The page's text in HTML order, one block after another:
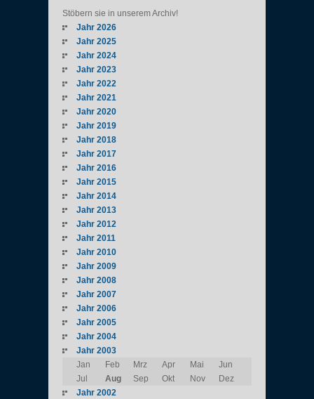
Stöbern sie in unserem Archiv!
Jahr 2026
Jahr 2025
Jahr 2024
Jahr 2023
Jahr 2022
Jahr 2021
Jahr 2020
Jahr 2019
Jahr 2018
Jahr 2017
Jahr 2016
Jahr 2015
Jahr 2014
Jahr 2013
Jahr 2012
Jahr 2011
Jahr 2010
Jahr 2009
Jahr 2008
Jahr 2007
Jahr 2006
Jahr 2005
Jahr 2004
Jahr 2003
Jan
Feb Mrz Apr Mai
Jun
Jul
Aug Sep Okt Nov
Dez
Jahr 2002